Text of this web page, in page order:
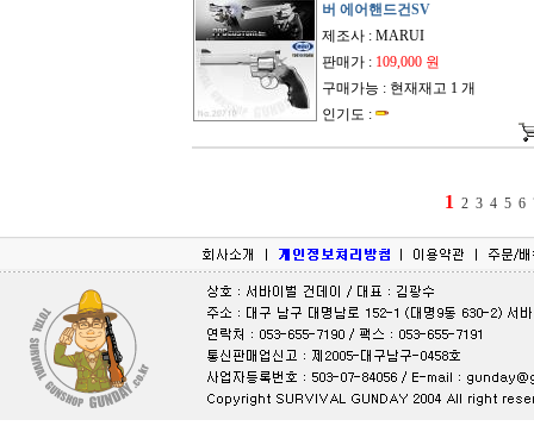
버 에어핸드건SV
제조사 : MARUI
판매가 : 109,000 원
구매가능 : 현재재고 1 개
인기도 :
1 2 3 4 5 6